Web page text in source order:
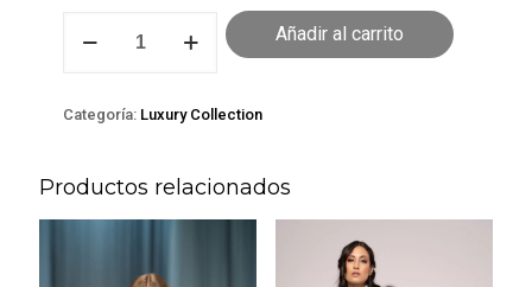
matilda
Añadir al carrito
Categoría: Luxury Collection
Productos relacionados